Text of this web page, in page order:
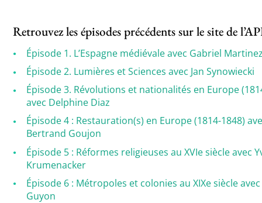
Retrouvez les épisodes précédents sur le site de
Épisode 1. L’Espagne médiévale avec Gabriel
Épisode 2. Lumières et Sciences avec Jan Synowiecki
Épisode 3. Révolutions et nationalités en Europe
avec Delphine Diaz
Épisode 4 : Restauration(s) en Europe (1814-1848)
Bertrand Goujon
Épisode 5 : Réformes religieuses au XVIe siècle avec
Krumenacker
Épisode 6 : Métropoles et colonies au XIXe siècle
Guyon